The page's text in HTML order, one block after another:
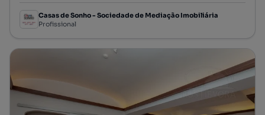
Casas de Sonho - Sociedade de Mediação Imobiliária
Profissional